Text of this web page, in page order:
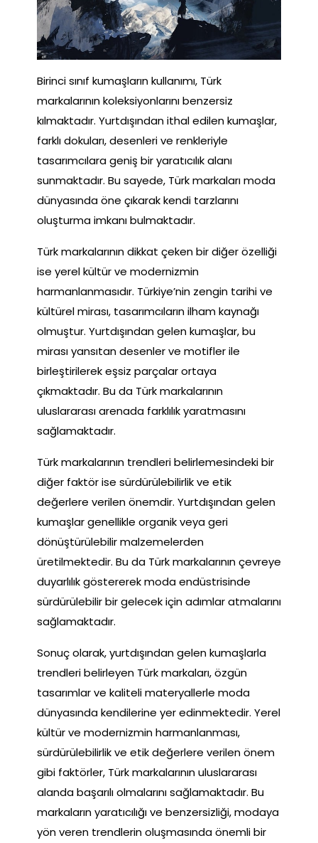
Birinci sınıf kumaşların kullanımı, Türk
markalarının koleksiyonlarını benzersiz
kılmaktadır. Yurtdışından ithal edilen kumaşlar,
farklı dokuları, desenleri ve renkleriyle
tasarımcılara geniş bir yaratıcılık alanı
sunmaktadır. Bu sayede, Türk markaları moda
dünyasında öne çıkarak kendi tarzlarını
oluşturma imkanı bulmaktadır.
Türk markalarının dikkat çeken bir diğer özelliği
ise yerel kültür ve modernizmin
harmanlanmasıdır. Türkiye’nin zengin tarihi ve
kültürel mirası, tasarımcıların ilham kaynağı
olmuştur. Yurtdışından gelen kumaşlar, bu
mirası yansıtan desenler ve motifler ile
birleştirilerek eşsiz parçalar ortaya
çıkmaktadır. Bu da Türk markalarının
uluslararası arenada farklılık yaratmasını
sağlamaktadır.
Türk markalarının trendleri belirlemesindeki bir
diğer faktör ise sürdürülebilirlik ve etik
değerlere verilen önemdir. Yurtdışından gelen
kumaşlar genellikle organik veya geri
dönüştürülebilir malzemelerden
üretilmektedir. Bu da Türk markalarının çevreye
duyarlılık göstererek moda endüstrisinde
sürdürülebilir bir gelecek için adımlar atmalarını
sağlamaktadır.
Sonuç olarak, yurtdışından gelen kumaşlarla
trendleri belirleyen Türk markaları, özgün
tasarımlar ve kaliteli materyallerle moda
dünyasında kendilerine yer edinmektedir. Yerel
kültür ve modernizmin harmanlanması,
sürdürülebilirlik ve etik değerlere verilen önem
gibi faktörler, Türk markalarının uluslararası
alanda başarılı olmalarını sağlamaktadır. Bu
markaların yaratıcılığı ve benzersizliği, modaya
yön veren trendlerin oluşmasında önemli bir